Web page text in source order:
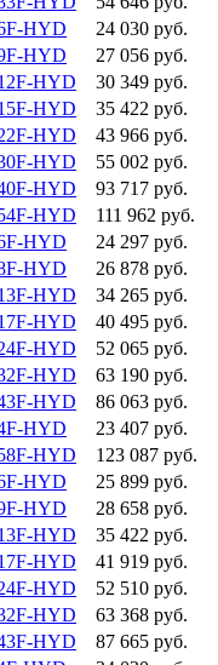
HYD
24 030 руб.
HYD
27 056 руб.
HYD
30 349 руб.
HYD
35 422 руб.
HYD
43 966 руб.
HYD
55 002 руб.
HYD
93 717 руб.
HYD
111 962 руб.
HYD
24 297 руб.
HYD
26 878 руб.
HYD
34 265 руб.
HYD
40 495 руб.
HYD
52 065 руб.
HYD
63 190 руб.
HYD
86 063 руб.
HYD
23 407 руб.
HYD
123 087 руб.
HYD
25 899 руб.
HYD
28 658 руб.
HYD
35 422 руб.
HYD
41 919 руб.
HYD
52 510 руб.
HYD
63 368 руб.
HYD
87 665 руб.